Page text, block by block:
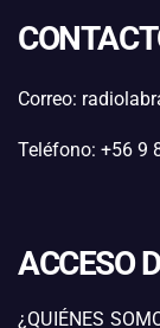
Correo:
Teléfono: +56 9
ACCESO
¿QUIÉNES